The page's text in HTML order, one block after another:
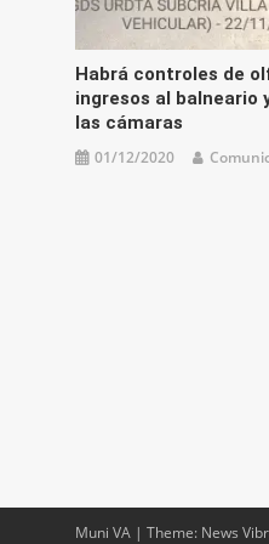
Habrá controles de
ingresos al balneario
las cámaras
01/12/2020
Muni VA | Theme: News